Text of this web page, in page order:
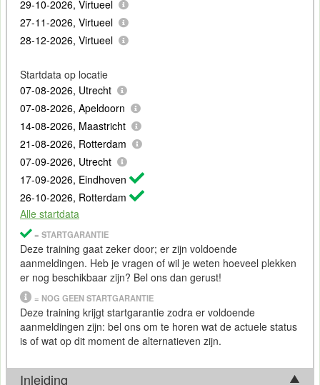
29-10-2026, Virtueel
27-11-2026, Virtueel
28-12-2026, Virtueel
Startdata op locatie
07-08-2026, Utrecht
07-08-2026, Apeldoorn
14-08-2026, Maastricht
21-08-2026, Rotterdam
07-09-2026, Utrecht
17-09-2026, Eindhoven
26-10-2026, Rotterdam
Alle startdata
= STARTGARANTIE
Deze training gaat zeker door; er zijn voldoende
aanmeldingen. Heb je vragen of wil je weten hoeveel plekken
er nog beschikbaar zijn? Bel ons dan gerust!
= NOG GEEN STARTGARANTIE
Deze training krijgt startgarantie zodra er voldoende
aanmeldingen zijn: bel ons om te horen wat de actuele status
is of wat op dit moment de alternatieven zijn.
Inleiding